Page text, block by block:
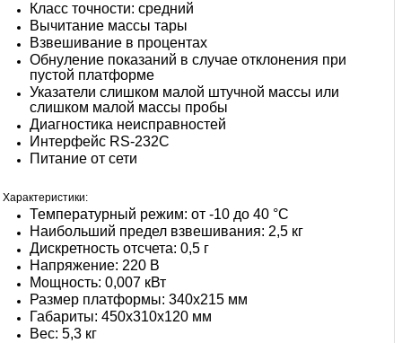
Класс точности: средний
Вычитание массы тары
Взвешивание в процентах
Обнуление показаний в случае отклонения при
пустой платформе
Указатели слишком малой штучной массы или
слишком малой массы пробы
Диагностика неисправностей
Интерфейс RS-232С
Питание от сети
Характеристики:
Температурный режим: от -10 до 40 °С
Наибольший предел взвешивания: 2,5 кг
Дискретность отсчета: 0,5 г
Напряжение: 220 В
Мощность: 0,007 кВт
Размер платформы: 340х215 мм
Габариты: 450x310x120 мм
Вес: 5,3 кг